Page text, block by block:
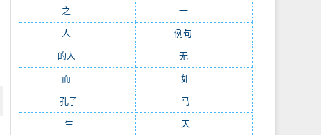
之 一(209)
人 例句
的人 无(123)
而 如
孔子 马
生 天